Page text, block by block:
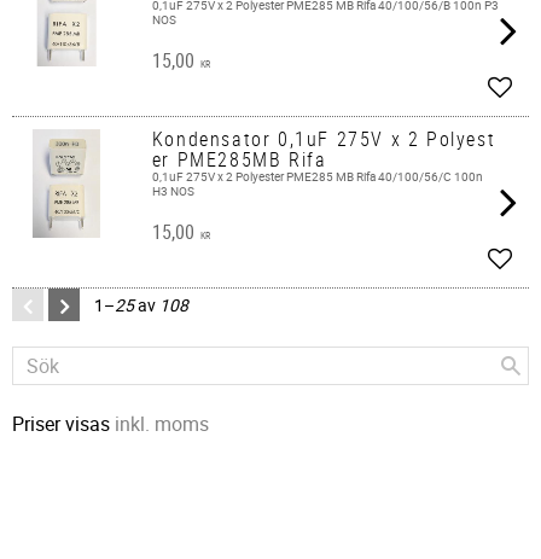
0,1uF 275V x 2 Polyester PME285 MB Rifa 40/100/56/B 100n P3
NOS
15,00 KR
Kondensator 0,1uF 275V x 2 Polyest
er PME285MB Rifa
0,1uF 275V x 2 Polyester PME285 MB Rifa 40/100/56/C 100n
H3 NOS
15,00 KR
1–25av 108
Priser visas inkl. moms